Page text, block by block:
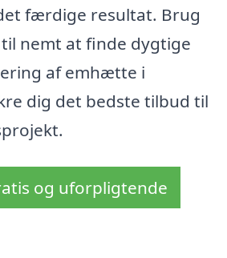
færdige resultat. Brug
nemt at finde dygtige
af emhætte i
dig det bedste tilbud til
og uforpligtende